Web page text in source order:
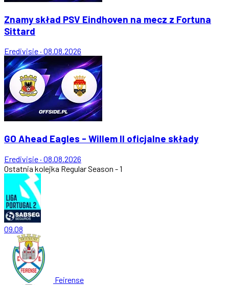
Znamy skład PSV Eindhoven na mecz z Fortuna
Sittard
Eredivisie · 08.08.2026
GO Ahead Eagles - Willem II oficjalne składy
Eredivisie · 08.08.2026
Ostatnia kolejka Regular Season - 1
09.08
Feirense